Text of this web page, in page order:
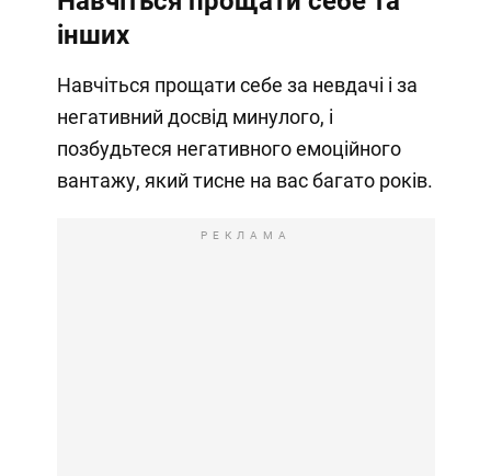
інших
Навчіться прощати себе за невдачі і за
негативний досвід минулого, і
позбудьтеся негативного емоційного
вантажу, який тисне на вас багато років.
РЕКЛАМА